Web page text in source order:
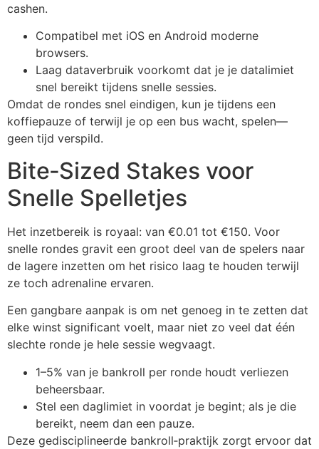
cashen.
Compatibel met iOS en Android moderne
browsers.
Laag dataverbruik voorkomt dat je je datalimiet
snel bereikt tijdens snelle sessies.
Omdat de rondes snel eindigen, kun je tijdens een
koffiepauze of terwijl je op een bus wacht, spelen—
geen tijd verspild.
Bite‑Sized Stakes voor
Snelle Spelletjes
Het inzetbereik is royaal: van €0.01 tot €150. Voor
snelle rondes gravit een groot deel van de spelers naar
de lagere inzetten om het risico laag te houden terwijl
ze toch adrenaline ervaren.
Een gangbare aanpak is om net genoeg in te zetten dat
elke winst significant voelt, maar niet zo veel dat één
slechte ronde je hele sessie wegvaagt.
1–5% van je bankroll per ronde houdt verliezen
beheersbaar.
Stel een daglimiet in voordat je begint; als je die
bereikt, neem dan een pauze.
Deze gedisciplineerde bankroll‑praktijk zorgt ervoor dat